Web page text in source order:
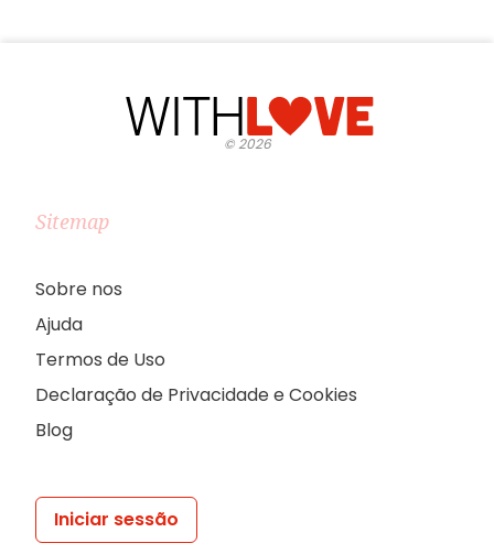
©2026
Sitemap
Sobre nos
Ajuda
Termos de Uso
Declaração de Privacidade e Cookies
Blog
Iniciar sessão